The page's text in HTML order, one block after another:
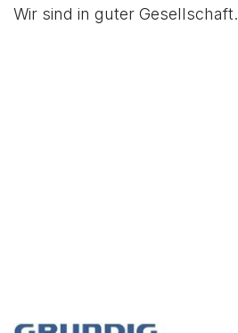
Wir sind in guter Gesellschaft.